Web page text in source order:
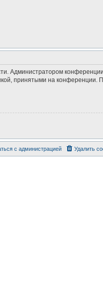
Администратором
принятыми на конференции.
Удалить
с администрацией